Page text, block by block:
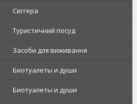
Світера
Туристичний посуд
Засоби для виживання
Биотуалеты и души
Биотуалеты и души